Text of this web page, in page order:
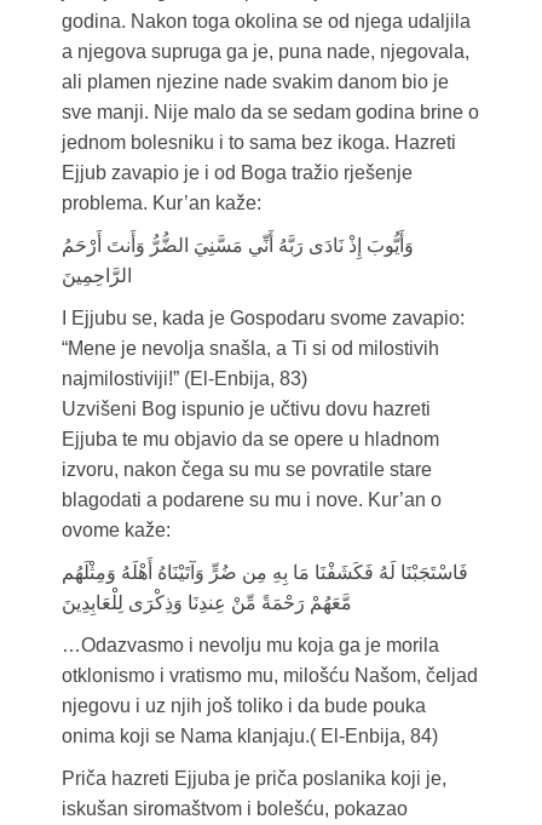
godina. Nakon toga okolina se od njega udaljila
a njegova supruga ga je, puna nade, njegovala,
ali plamen njezine nade svakim danom bio je
sve manji. Nije malo da se sedam godina brine o
jednom bolesniku i to sama bez ikoga. Hazreti
Ejjub zavapio je i od Boga tražio rješenje
problema. Kur’an kaže:
وَأَيُّوبَ إِذْ نَادَى رَبَّهُ أَنِّي مَسَّنِيَ الضُّرُّ وَأَنتَ أَرْحَمُ
الرَّاحِمِينَ
I Ejjubu se, kada je Gospodaru svome zavapio:
“Mene je nevolja snašla, a Ti si od milostivih
najmilostiviji!” (El-Enbija, 83)
Uzvišeni Bog ispunio je učtivu dovu hazreti
Ejjuba te mu objavio da se opere u hladnom
izvoru, nakon čega su mu se povratile stare
blagodati a podarene su mu i nove. Kur’an o
ovome kaže:
فَاسْتَجَبْنَا لَهُ فَكَشَفْنَا مَا بِهِ مِن ضُرٍّ وَآتَيْنَاهُ أَهْلَهُ وَمِثْلَهُم
مَّعَهُمْ رَحْمَةً مِّنْ عِندِنَا وَذِكْرَى لِلْعَابِدِينَ
…Odazvasmo i nevolju mu koja ga je morila
otklonismo i vratismo mu, milošću Našom, čeljad
njegovu i uz njih još toliko i da bude pouka
onima koji se Nama klanjaju.( El-Enbija, 84)
Priča hazreti Ejjuba je priča poslanika koji je,
iskušan siromaštvom i bolešću, pokazao